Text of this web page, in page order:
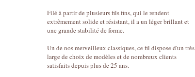
Filé à partir de plusieurs fils fins, qui le rendent
extrêmement solide et résistant, il a un léger brillant et
une grande stabilité de forme.
Un de nos merveilleux classiques, ce fil dispose d'un très
large de choix de modèles et de nombreux clients
satisfaits depuis plus de 25 ans.